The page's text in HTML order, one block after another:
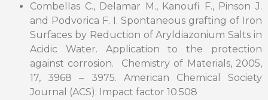
Combellas C., Delamar M., Kanoufi F., Pinson J.
and Podvorica F. I. Spontaneous grafting of Iron
Surfaces by Reduction of Aryldiazonium Salts in
Acidic Water. Application to the protection
against corrosion. Chemistry of Materials, 2005,
17, 3968 – 3975. American Chemical Society
Journal (ACS): Impact factor 10.508